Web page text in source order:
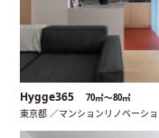
Hygge365 70㎡〜80㎡
東京都 ／マンションリノベーシ